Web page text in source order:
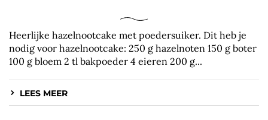
Heerlijke hazelnootcake met poedersuiker. Dit heb je
nodig voor hazelnootcake: 250 g hazelnoten 150 g boter
100 g bloem 2 tl bakpoeder 4 eieren 200 g...
LEES MEER